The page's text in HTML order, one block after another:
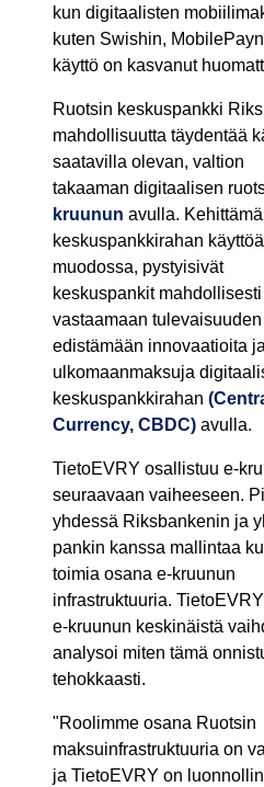
kun digitaalisten
kuten Swishin,
käyttö on kasvanut
Ruotsin keskuspankki
mahdollisuutta täydentää
saatavilla olevan, valtion
takaaman digitaalisen
kruunun avulla.
keskuspankkirahan
muodossa, pystyisivät
keskuspankit
vastaamaan
edistämään innovaatioita
ulkomaanmaksuja
keskuspankkirahan
Currency, CBDC) avulla.
TietoEVRY osallistuu e-
seuraavaan vaiheeseen.
yhdessä Riksbankenin ja
pankin kanssa mallintaa
toimia osana e-kruunun
infrastruktuuria.
e-kruunun keskinäistä
analysoi miten tämä
tehokkaasti.
"Roolimme osana Ruotsin
maksuinfrastruktuuria on
ja TietoEVRY on